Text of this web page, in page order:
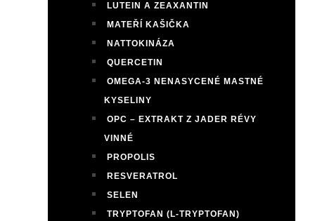
LUTEIN A ZEAXANTIN
MATEŘÍ KAŠIČKA
NATTOKINÁZA
QUERCETIN
OMEGA-3 NENASYCENÉ MASTNÉ
KYSELINY
OPC – EXTRAKT Z JADER RÉVY
VINNÉ
PROPOLIS
RESVERATROL
SELEN
TRYPTOFAN (L-TRYPTOFAN)